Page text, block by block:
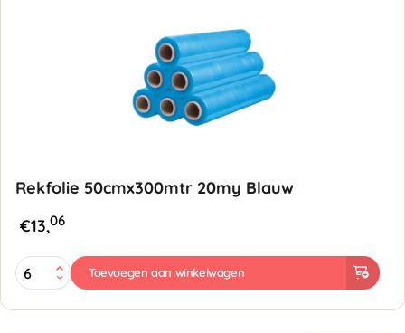
Rekfolie 50cmx300mtr 20my Blauw
€13,06
Rekfolie
50cmx300mtr
Blauw
Toevoegen aan winkelwagen